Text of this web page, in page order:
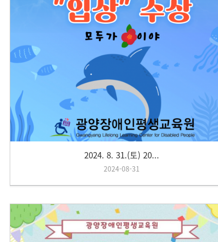
2024. 8. 31.(토) 20...
2024-08-31